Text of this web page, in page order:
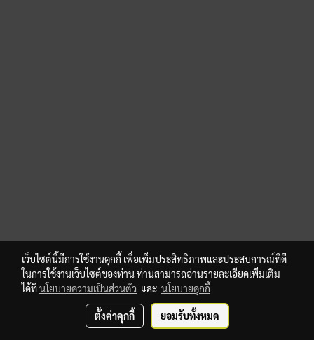
เว็บไซต์นี้มีการใช้งานคุกกี้ เพื่อเพิ่มประสิทธิภาพและประสบการณ์ที่ดี
ในการใช้งานเว็บไซต์ของท่าน ท่านสามารถอ่านรายละเอียดเพิ่มเติม
ได้ที่นโยบายความเป็นส่วนตัว และ นโยบายคุกกี้
ตั้งค่าคุกกี้ ยอมรับทั้งหมด